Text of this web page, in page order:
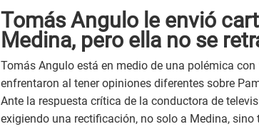
Tomás Angulo le envió
Medina, pero ella no se
Tomás Angulo está en medio de una polémica
enfrentaron al tener opiniones diferentes sobre
Ante la respuesta crítica de la conductora de
exigiendo una rectificación, no solo a Medina,